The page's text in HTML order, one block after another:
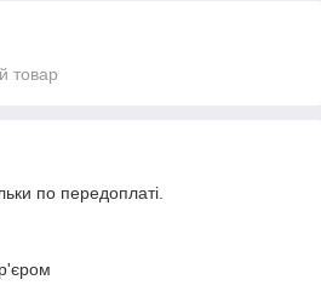
товар
по передоплаті.